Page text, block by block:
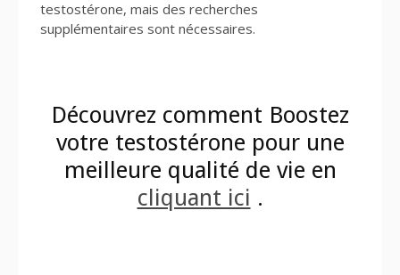
testostérone, mais des recherches
supplémentaires sont nécessaires.
Découvrez comment Boostez
votre testostérone pour une
meilleure qualité de vie en
cliquant ici .